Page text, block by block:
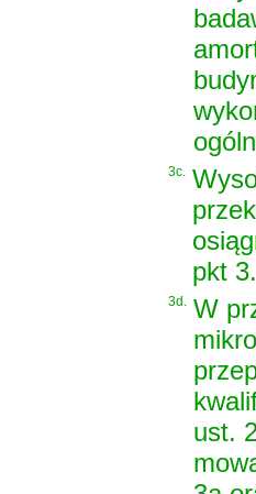
3c.
pkt 3.
3d.
W
ust.